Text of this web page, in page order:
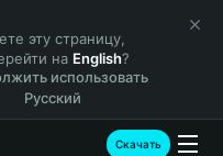
эту страницу,
на English?
использовать
Русский
Скачать